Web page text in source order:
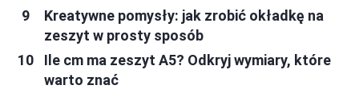
Kreatywne pomysły: jak zrobić okładkę na
zeszyt w prosty sposób
Ile cm ma zeszyt A5? Odkryj wymiary, które
warto znać